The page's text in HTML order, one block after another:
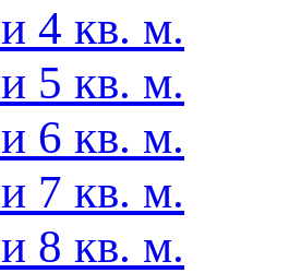
4 кв. м.
5 кв. м.
6 кв. м.
7 кв. м.
8 кв. м.